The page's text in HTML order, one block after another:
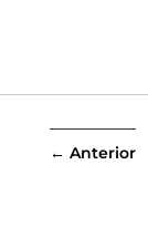
← Anterior